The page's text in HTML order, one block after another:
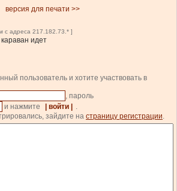
версия для печати >>
с адреса 217.182.73.* ]
идет
пользователь и хотите участвовать в
, пароль
и нажмите
| войти |
.
зайдите на страницу регистрации.